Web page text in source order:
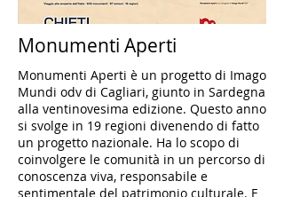
Monumenti Aperti
Monumenti Aperti è un progetto di Imago
Mundi odv di Cagliari, giunto in Sardegna
alla ventinovesima edizione. Questo anno
si svolge in 19 regioni divenendo di fatto
un progetto nazionale. Ha lo scopo di
coinvolgere le comunità in un percorso di
conoscenza viva, responsabile e
sentimentale del patrimonio culturale. E